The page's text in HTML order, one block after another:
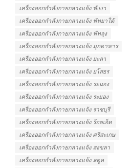
เครื่องออกกําลังกายกลางแจ้ง พังงา
เครื่องออกกําลังกายกลางแจ้ง พัทยาใต้
เครื่องออกกําลังกายกลางแจ้ง พัทลุง
เครื่องออกกําลังกายกลางแจ้ง มุกดาหาร
เครื่องออกกําลังกายกลางแจ้ง ยะลา
เครื่องออกกําลังกายกลางแจ้ง ยโสธร
เครื่องออกกําลังกายกลางแจ้ง ระนอง
เครื่องออกกําลังกายกลางแจ้ง ระยอง
เครื่องออกกําลังกายกลางแจ้ง ราชบุรี
เครื่องออกกําลังกายกลางแจ้ง ร้อยเอ็ด
เครื่องออกกําลังกายกลางแจ้ง ศรีสะเกษ
เครื่องออกกําลังกายกลางแจ้ง สงขลา
เครื่องออกกําลังกายกลางแจ้ง สตูล